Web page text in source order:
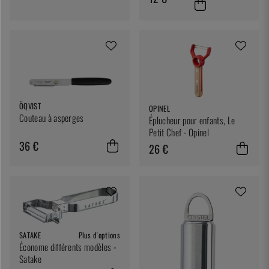
ÖQVIST
Couteau à asperges
36 €
OPINEL
Éplucheur pour enfants, Le
Petit Chef - Opinel
26 €
SATAKE Plus d'options
Économe différents modèles -
Satake